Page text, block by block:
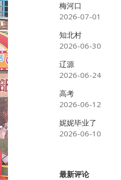
梅河口
2026-07-01
知北村
2026-06-30
辽源
2026-06-24
高考
2026-06-12
妮妮毕业了
2026-06-10
最新评论